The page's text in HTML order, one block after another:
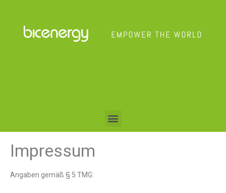
Impressum
Angaben gemäß § 5 TMG: